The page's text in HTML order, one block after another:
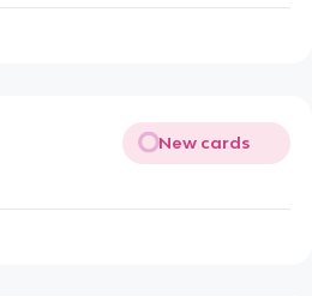
New cards